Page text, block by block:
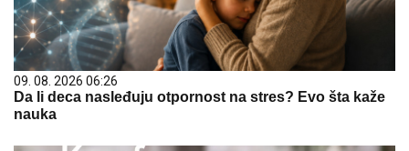
09. 08. 2026 06:26
Da li deca nasleđuju otpornost na stres? Evo šta kaže
nauka